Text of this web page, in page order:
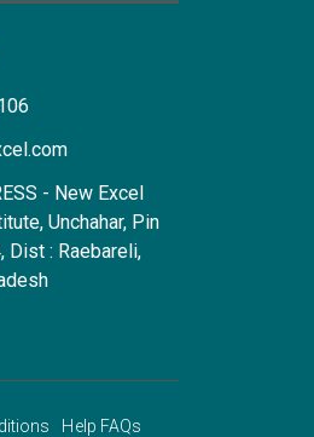
- New Excel
Unchahar, Pin
Dist : Raebareli,
Help FAQs